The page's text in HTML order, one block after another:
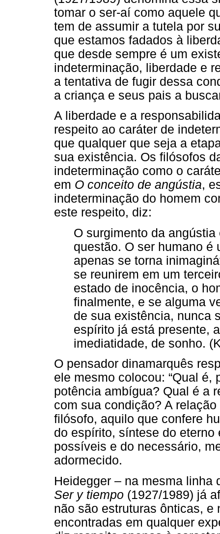
tomar o ser-aí como aquele
tem de assumir a tutela por
que estamos fadados à
que desde sempre é um
indeterminação, liberdade e
a tentativa de fugir dessa
a criança e seus pais a
A liberdade e a
respeito ao caráter de
que qualquer que seja a
sua existência. Os filósofos
indeterminação como o
em O conceito de angústia,
indeterminação do homem
este respeito, diz:
O surgimento da
questão. O ser humano é
apenas se torna
se reunirem em um
estado de inocência, o
finalmente, e se alguma
de sua existência, nunca
espírito já está presente,
imediatidade, de sonho.
O pensador dinamarquês
ele mesmo colocou: “Qual é,
potência ambígua? Qual é a
com sua condição? A relação
filósofo, aquilo que confere
do espírito, síntese do
possíveis e do necessário,
adormecido.
Heidegger – na mesma linha
Ser y tiempo (1927/1989) já
não são estruturas ônticas,
encontradas em qualquer